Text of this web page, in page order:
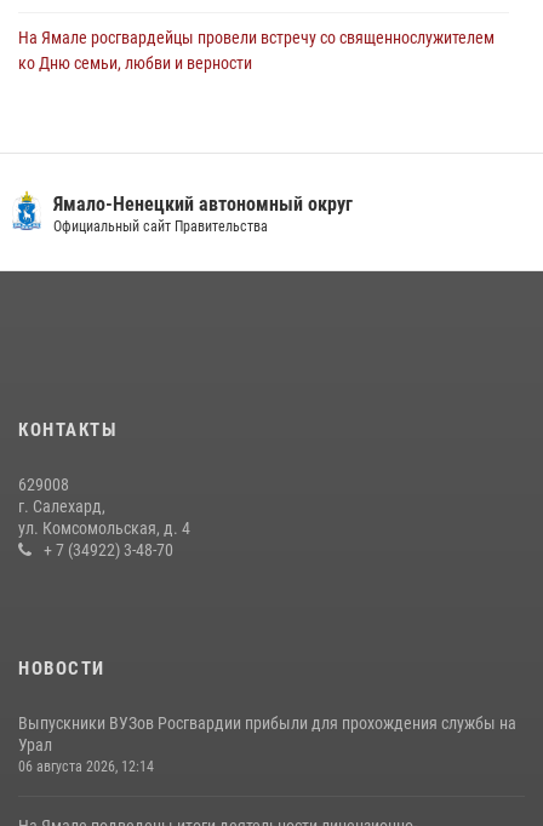
На Ямале росгвардейцы провели встречу со священнослужителем
ко Дню семьи, любви и верности
«Каникулы с Росгвардией» продолжаются на Ямале
На Ямале подведены итоги работы вневедомственной охраны
14 июля 2026, 06:53
Ямало-Ненецкий автономный округ
Официальный сайт Правительства
КОНТАКТЫ
629008
г. Салехард,
ул. Комсомольская, д. 4
+ 7 (34922) 3-48-70
НОВОСТИ
Выпускники ВУЗов Росгвардии прибыли для прохождения службы на
Урал
06 августа 2026, 12:14